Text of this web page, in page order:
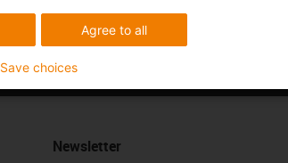
Newsletter
Agree to all
Save choices